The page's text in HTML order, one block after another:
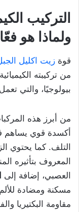
التركيب
ولماذا هو
قوة زيت اكليل
من تركيبته
بيولوجيًا، والتي
من أبرز هذه
أكسدة قوي يساهم في
التلف. كما يحتوي
المعروف بتأثيره
العصبي، إضافة إلى
مسكنة ومضادة
مقاومة البكتيريا